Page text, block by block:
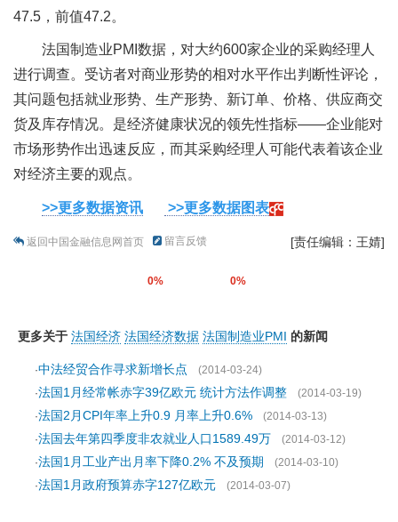
47.5，前值47.2。
法国制造业PMI数据，对大约600家企业的采购经理人
进行调查。受访者对商业形势的相对水平作出判断性评论，
其问题包括就业形势、生产形势、新订单、价格、供应商交
货及库存情况。是经济健康状况的领先性指标——企业能对
市场形势作出迅速反应，而其采购经理人可能代表着该企业
对经济主要的观点。
>>更多数据资讯 >>更多数据图表
返回中国金融信息网首页 留言反馈 [责任编辑：王婧]
0% 0%
更多关于 法国经济 法国经济数据 法国制造业PMI 的新闻
·中法经贸合作寻求新增长点
(2014-03-24)
·法国1月经常帐赤字39亿欧元 统计方法作调整
(2014-03-19)
·法国2月CPI年率上升0.9 月率上升0.6%
(2014-03-13)
·法国去年第四季度非农就业人口1589.49万
(2014-03-12)
·法国1月工业产出月率下降0.2% 不及预期
(2014-03-10)
·法国1月政府预算赤字127亿欧元 (2014-03-07)